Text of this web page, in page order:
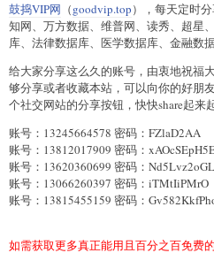
鼓捣VIP网 （goodvip.top），每天定时
知网、万方数据、维普网、读秀、超星
库、法律数据库、医学数据库、金融数据
给大家分享这么久的账号，由衷地祝福
够分享或者收藏本站，可以向你的好朋
个社交网站的分享按钮，快快share起来
账号：13245664578 密码：FZlaD2AA
账号：13812017909 密码：
账号：13620360699 密码：
账号：13066260397 密码：iTMtIiPMrO
账号：13815455159 密码：
如需获取更多真正能用且百分之百免费